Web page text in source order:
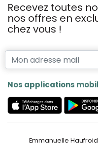
Recevez toutes
nos offres en
chez vous !
Nos applications
Emmanuelle Haufroid